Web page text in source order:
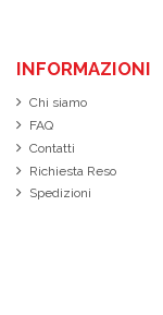
INFORMAZIONI
Chi siamo
FAQ
Contatti
Richiesta Reso
Spedizioni